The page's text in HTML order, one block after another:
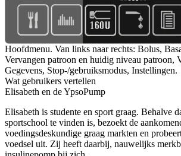
Hoofdmenu. Van links naar rechts: Bolus,
Vervangen patroon en huidig niveau patroon,
Gegevens, Stop-/gebruiksmodus, Instellingen.
Wat gebruikers vertellen
Elisabeth en de YpsoPump
Elisabeth is studente en sport graag. Behalve
sportschool te vinden is, bezoekt de
voedingsdeskundige graag markten en
voedsel uit. Zij heeft daarbij, nauwelijks